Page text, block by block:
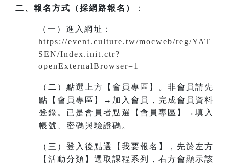
二、報名方式（採網路報名） ：
（一）進入網址 ：
https://event.culture.tw/mocweb/reg/YAT
SEN/Index.init.ctr?
openExternalBrowser=1
（二）點選上方【會員專區】。非會員請先
點【會員專區】→加入會員，完成會員資料
登錄。已是會員者點選【會員專區】→填入
帳號、密碼與驗證碼。
（三）登入後點選【我要報名】，先於左方
【活動分類】選取課程系列，右方會顯示該